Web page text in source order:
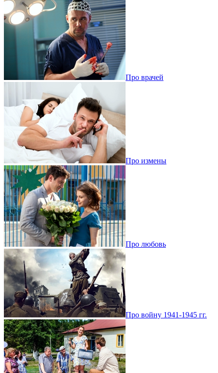
Про врачей
Про измены
Про любовь
Про войну 1941-1945 гг.